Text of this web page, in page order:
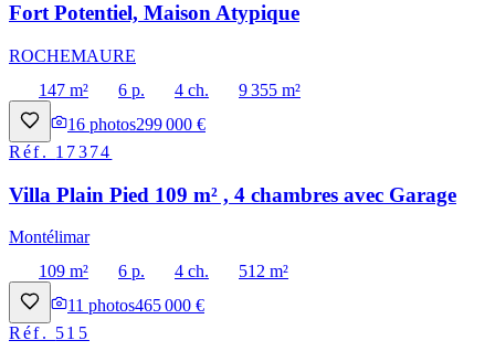
Fort Potentiel, Maison Atypique
ROCHEMAURE
147 m²
6 p. 4 ch.
9 355 m²
16 photos299 000 €
Réf. 17374
Villa Plain Pied 109 m² , 4 chambres avec Garage
Montélimar
109 m²
6 p. 4 ch.
512 m²
11 photos465 000 €
Réf. 515